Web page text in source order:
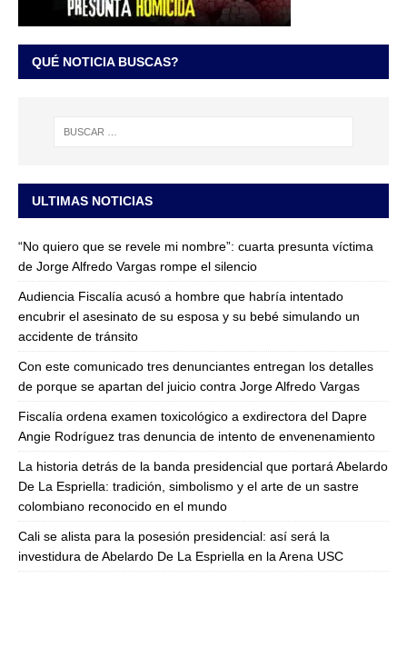
QUÉ NOTICIA BUSCAS?
ULTIMAS NOTICIAS
“No quiero que se revele mi nombre”: cuarta presunta víctima
de Jorge Alfredo Vargas rompe el silencio
Audiencia Fiscalía acusó a hombre que habría intentado
encubrir el asesinato de su esposa y su bebé simulando un
accidente de tránsito
Con este comunicado tres denunciantes entregan los detalles
de porque se apartan del juicio contra Jorge Alfredo Vargas
Fiscalía ordena examen toxicológico a exdirectora del Dapre
Angie Rodríguez tras denuncia de intento de envenenamiento
La historia detrás de la banda presidencial que portará Abelardo
De La Espriella: tradición, simbolismo y el arte de un sastre
colombiano reconocido en el mundo
Cali se alista para la posesión presidencial: así será la
investidura de Abelardo De La Espriella en la Arena USC